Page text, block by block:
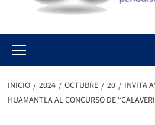
Menu
INICIO 2024 OCTUBRE 20
INVITA
HUAMANTLA AL CONCURSO DE